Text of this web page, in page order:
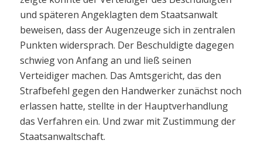
und späteren Angeklagten dem Staatsanwalt
beweisen, dass der Augenzeuge sich in zentralen
Punkten widersprach. Der Beschuldigte dagegen
schwieg von Anfang an und ließ seinen
Verteidiger machen. Das Amtsgericht, das den
Strafbefehl gegen den Handwerker zunächst noch
erlassen hatte, stellte in der Hauptverhandlung
das Verfahren ein. Und zwar mit Zustimmung der
Staatsanwaltschaft.